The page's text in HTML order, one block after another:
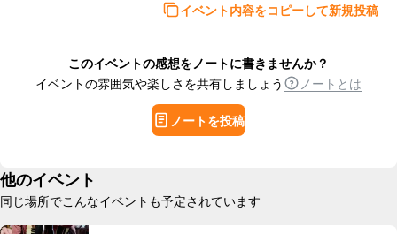
イベント内容をコピーして新規投稿
このイベントの感想をノートに書きませんか？
イベントの雰囲気や楽しさを共有しましょう
ノートとは
ノートを投稿
他のイベント
同じ場所でこんなイベントも予定されています